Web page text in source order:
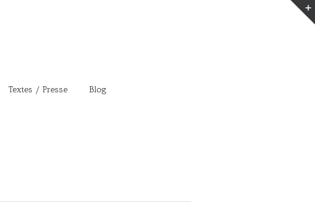
Textes / Presse Blog